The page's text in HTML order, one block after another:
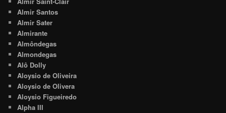
Almir Santos
Almir Sater
Almirante
Almôndegas
Almondegas
Alô Dolly
Aloysio de Oliveira
Aloysio de Olivera
Aloysio Figueiredo
Alpha III